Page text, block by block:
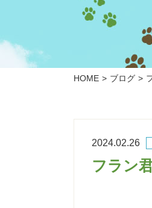
HOME ブログ
2024.02.26
フラン